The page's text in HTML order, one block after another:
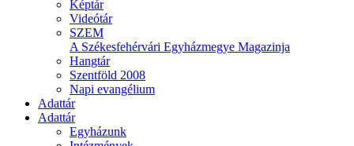
Képtár
Videótár
SZEM
A Székesfehérvári Egyházmegye Magazinja
Hangtár
Szentföld 2008
Napi evangélium
Adattár
Adattár
Egyházunk